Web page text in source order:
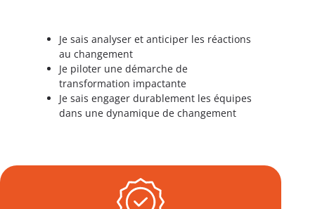
Je sais analyser et anticiper les réactions
au changement
Je piloter une démarche de
transformation impactante
Je sais engager durablement les équipes
dans une dynamique de changement